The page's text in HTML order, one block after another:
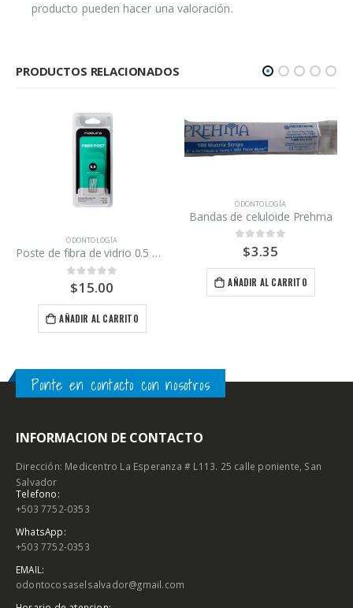
producto pueden hacer una valoración.
PRODUCTOS RELACIONADOS
ODONTOPEDIATRÍA,OPERATORIA DENTAL
ODONTOLOGÍA
Poste de fibra de vidrio 0.5 Maquira/5 unidades
0out of 5
$15.00
AÑADIR AL CARRITO
ODONTOLOGÍA
Bandas de celuloide Prehma
out of 5
$3.35
AÑADIR AL CARRITO
Ponte en contacto con nosotros
INFORMACION DE CONTACTO
Dirección: Medicentro La Esperanza # L113. 25 calle poniente, San
Salvador
Telefono:
+503 7752-0353
WhatsApp:
+503 7752-0353
EMAIL:
odontocosaselsalvador@gmail.com